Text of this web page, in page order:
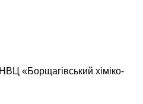
«Борщагівський хіміко-